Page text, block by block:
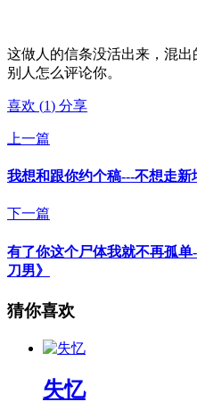
这做人的信条没活出来，混
别人怎么评论你。
喜欢 (1) 分享
上一篇
我想和跟你约个稿---不想走新
下一篇
有了你这个尸体我就不再孤
刀男》
猜你喜欢
失忆